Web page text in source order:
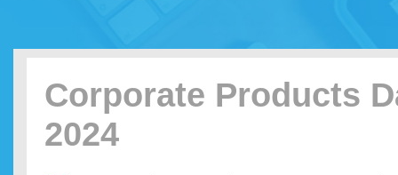
Corporate Products
2024